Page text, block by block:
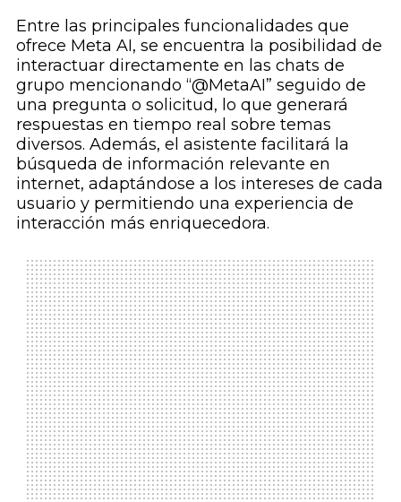
Entre las principales funcionalidades que
ofrece Meta AI, se encuentra la posibilidad de
interactuar directamente en las chats de
grupo mencionando “@MetaAI” seguido de
una pregunta o solicitud, lo que generará
respuestas en tiempo real sobre temas
diversos. Además, el asistente facilitará la
búsqueda de información relevante en
internet, adaptándose a los intereses de cada
usuario y permitiendo una experiencia de
interacción más enriquecedora.